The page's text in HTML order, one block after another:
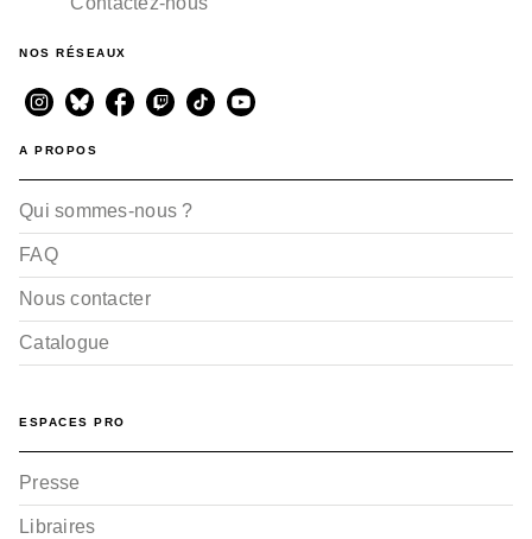
NOS RÉSEAUX
A PROPOS
Qui sommes-nous ?
FAQ
Nous contacter
Catalogue
ESPACES PRO
Presse
Libraires